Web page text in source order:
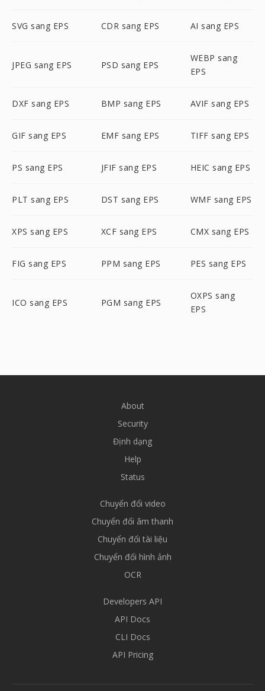
SVG sang EPS CDR sang EPS AI sang EPS
JPEG sang EPS PSD sang EPS
WEBP sang
EPS
DXF sang EPS BMP sang EPS AVIF sang EPS
GIF sang EPS EMF sang EPS TIFF sang EPS
PS sang EPS JFIF sang EPS HEIC sang EPS
PLT sang EPS DST sang EPS WMF sang EPS
XPS sang EPS XCF sang EPS CMX sang EPS
FIG sang EPS PPM sang EPS PES sang EPS
ICO sang EPS PGM sang EPS
OXPS sang
EPS
About
Security
Định dạng
Help
Status
Chuyển đổi video
Chuyển đổi âm thanh
Chuyển đổi tài liệu
Chuyển đổi hình ảnh
OCR
Developers API
API Docs
CLI Docs
API Pricing